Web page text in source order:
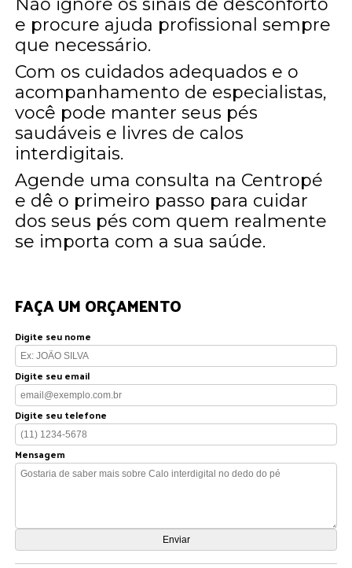
Não ignore os sinais de desconforto
e procure ajuda profissional sempre
que necessário.
Com os cuidados adequados e o
acompanhamento de especialistas,
você pode manter seus pés
saudáveis e livres de calos
interdigitais.
Agende uma consulta na Centropé
e dê o primeiro passo para cuidar
dos seus pés com quem realmente
se importa com a sua saúde.
FAÇA UM ORÇAMENTO
Digite seu nome
Digite seu email
Digite seu telefone
Mensagem